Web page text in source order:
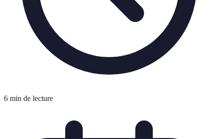
6 min de lecture